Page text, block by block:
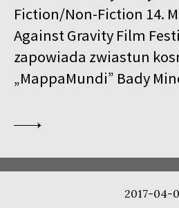
Fiction/Non-Fiction 14.
Against Gravity Film
zapowiada zwiastun
„MappaMundi” Bady
2017-04-